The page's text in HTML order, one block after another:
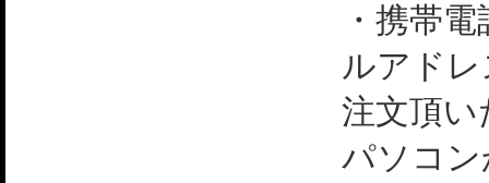
・携帯
ルアド
注文頂い
パソコ